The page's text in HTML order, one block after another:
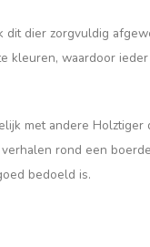
dier zorgvuldig
kleuren, waardoor
met andere
rond een
bedoeld is.